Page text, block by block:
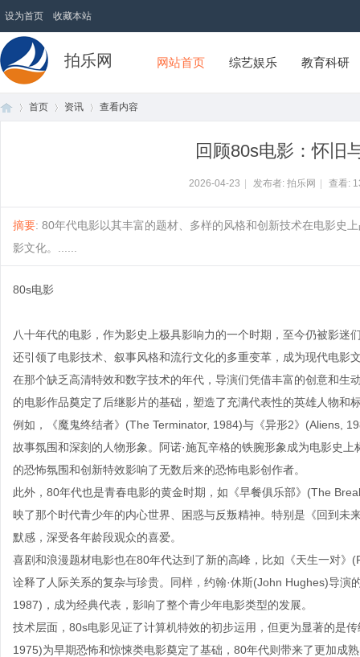
设为首页 收藏本站
拍乐网 网站首页 综艺娱乐 教育科研
首页 资讯 查看内容
回顾80s电影：怀旧
2026-04-23 发布者: 拍乐网 查看:
摘要: 80年代电影以其丰富的题材、多样的风格和创新技术在电影史
影文化。......
80s电影
八十年代的电影，作为影史上极具影响力的一个时期，至今仍被影
还引领了电影技术、叙事风格和流行文化的多重变革，成为现代电影
在那个缺乏高清特效和数字技术的年代，导演们凭借丰富的创意和
的电影作品奠定了后继影片的基础，塑造了充满代表性的英雄人物
例如，《魔鬼终结者》(The Terminator, 1984)与《异形2》(Aliens,
故事氛围和深刻的人物形象。阿诺·施瓦辛格的铁腕形象成为电影史
的恐怖氛围和创新特效影响了无数后来的恐怖电影创作者。
此外，80年代也是青春电影的黄金时期，如《早餐俱乐部》(The
映了那个时代青少年的内心世界、困惑与反叛精神。特别是《回到未
默感，深受各年龄段观众的喜爱。
喜剧和浪漫题材电影也在80年代达到了新的高峰，比如《天生一对
诠释了人际关系的复杂与珍贵。同样，约翰·休斯(John Hughes)导
1987)，成为经典代表，影响了整个青少年电影类型的发展。
技术层面，80s电影见证了计算机特效的初步运用，但更为显著的是
1975)为早期恐怖和惊悚类电影奠定了基础，80年代则带来了更加成